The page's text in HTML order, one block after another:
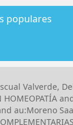
populares
Valverde,
and au:Moreno